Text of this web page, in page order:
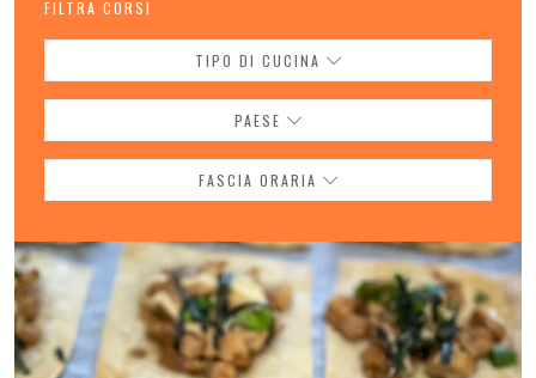
FILTRA CORSI
TIPO DI CUCINA
PAESE
FASCIA ORARIA